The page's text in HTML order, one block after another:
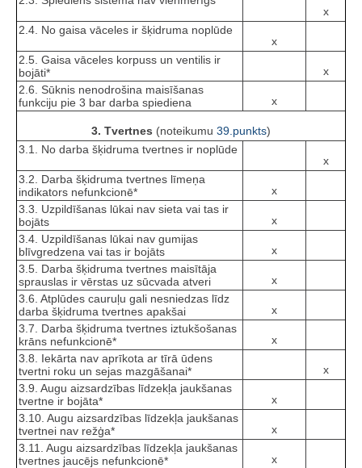
x
2.4. No gaisa vāceles ir šķidruma noplūde
x
2.5. Gaisa vāceles korpuss un ventilis ir
bojāti*
x
2.6. Sūknis nenodrošina maisīšanas
funkciju pie 3 bar darba spiediena
x
3. Tvertnes (noteikumu 39.punkts)
3.1. No darba šķidruma tvertnes ir noplūde
x
3.2. Darba šķidruma tvertnes līmeņa
indikators nefunkcionē*
x
3.3. Uzpildīšanas lūkai nav sieta vai tas ir
bojāts
x
3.4. Uzpildīšanas lūkai nav gumijas
blīvgredzena vai tas ir bojāts
x
3.5. Darba šķidruma tvertnes maisītāja
sprauslas ir vērstas uz sūcvada atveri
x
3.6. Atplūdes cauruļu gali nesniedzas līdz
darba šķidruma tvertnes apakšai
x
3.7. Darba šķidruma tvertnes iztukšošanas
krāns nefunkcionē*
x
3.8. Iekārta nav aprīkota ar tīrā ūdens
tvertni roku un sejas mazgāšanai*
x
3.9. Augu aizsardzības līdzekļa jaukšanas
tvertne ir bojāta*
x
3.10. Augu aizsardzības līdzekļa jaukšanas
tvertnei nav režģa*
x
3.11. Augu aizsardzības līdzekļa jaukšanas
tvertnes jaucējs nefunkcionē*
x